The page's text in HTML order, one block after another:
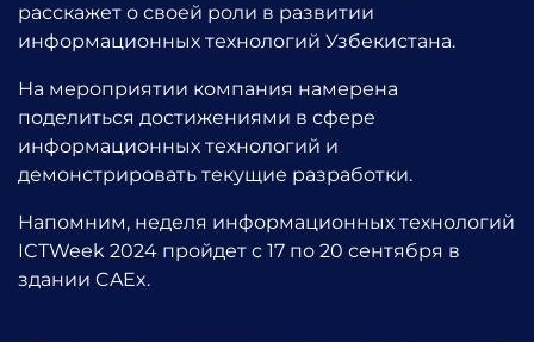
расскажет о своей роли в развитии
информационных технологий Узбекистана.
На мероприятии компания намерена
поделиться достижениями в сфере
информационных технологий и
демонстрировать текущие разработки.
Напомним, неделя информационных технологий
ICTWeek 2024 пройдет с 17 по 20 сентября в
здании CAEx.